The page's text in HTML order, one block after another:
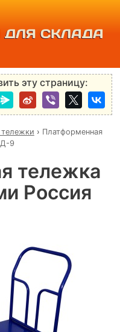
ДЛЯ СКЛАДА
эту страницу:
› Платформенная
9
тележка
Россия